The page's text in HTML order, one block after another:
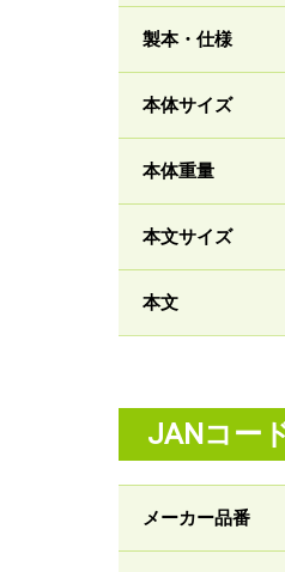
製本・仕様
本体サイズ
本体重量
本文サイズ
本文
JANコー
メーカー品番